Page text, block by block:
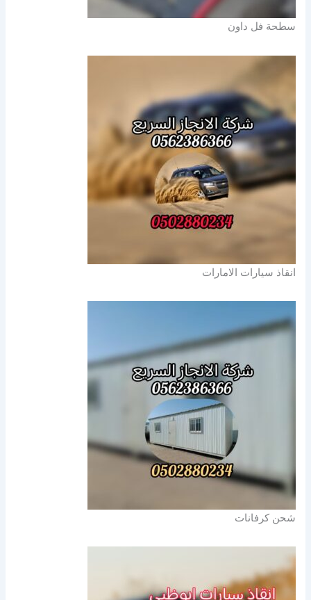
سطحة فل داون
انقاذ سيارات الامارات
شحن كرفانات